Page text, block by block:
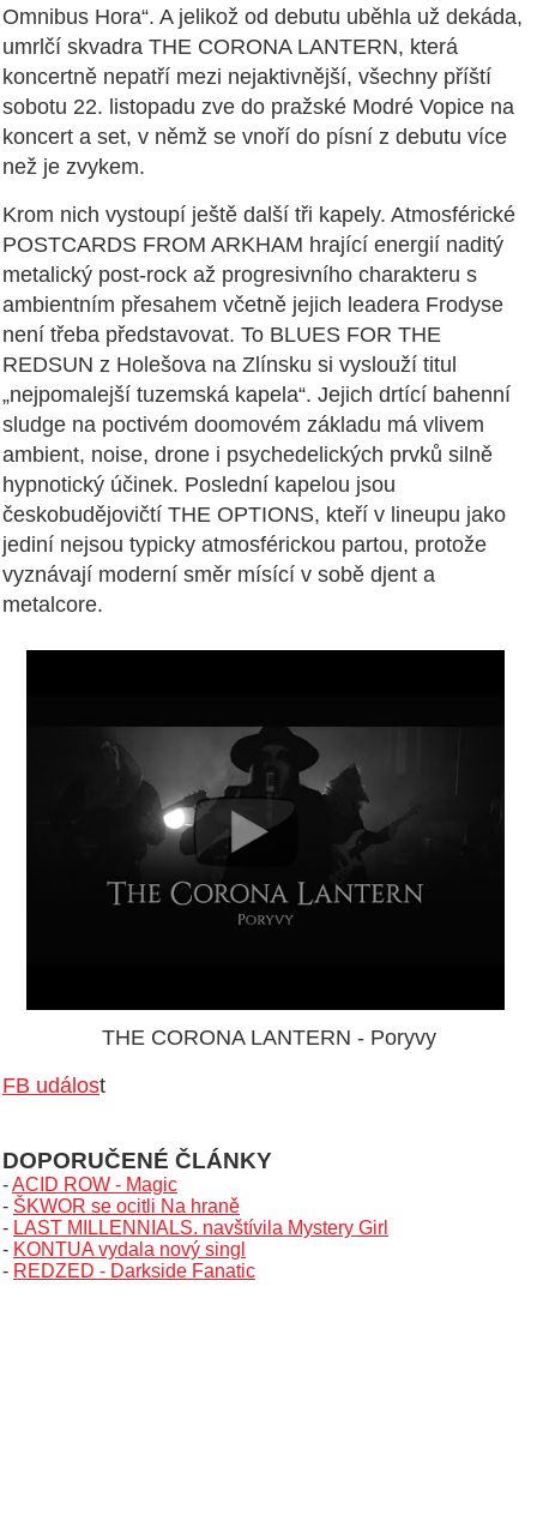
Omnibus Hora“. A jelikož od debutu uběhla už dekáda,
umrlčí skvadra THE CORONA LANTERN, která
koncertně nepatří mezi nejaktivnější, všechny příští
sobotu 22. listopadu zve do pražské Modré Vopice na
koncert a set, v němž se vnoří do písní z debutu více
než je zvykem.
Krom nich vystoupí ještě další tři kapely. Atmosférické
POSTCARDS FROM ARKHAM hrající energií naditý
metalický post-rock až progresivního charakteru s
ambientním přesahem včetně jejich leadera Frodyse
není třeba představovat. To BLUES FOR THE
REDSUN z Holešova na Zlínsku si vyslouží titul
„nejpomalejší tuzemská kapela“. Jejich drtící bahenní
sludge na poctivém doomovém základu má vlivem
ambient, noise, drone i psychedelických prvků silně
hypnotický účinek. Poslední kapelou jsou
českobudějovičtí THE OPTIONS, kteří v lineupu jako
jediní nejsou typicky atmosférickou partou, protože
vyznávají moderní směr mísící v sobě djent a
metalcore.
THE CORONA LANTERN - Poryvy
FB událost
DOPORUČENÉ ČLÁNKY
-ACID ROW - Magic
- ŠKWOR se ocitli Na hraně
- LAST MILLENNIALS. navštívila Mystery Girl
- KONTUA vydala nový singl
- REDZED - Darkside Fanatic